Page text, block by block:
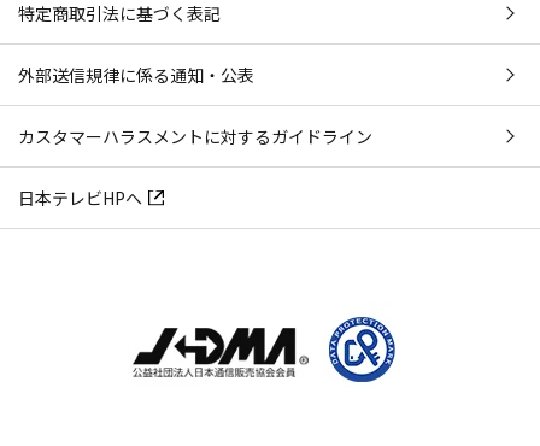
特定商取引法に基づく表記
外部送信規律に係る通知・公表
カスタマーハラスメントに対するガイドライン
日本テレビHPへ